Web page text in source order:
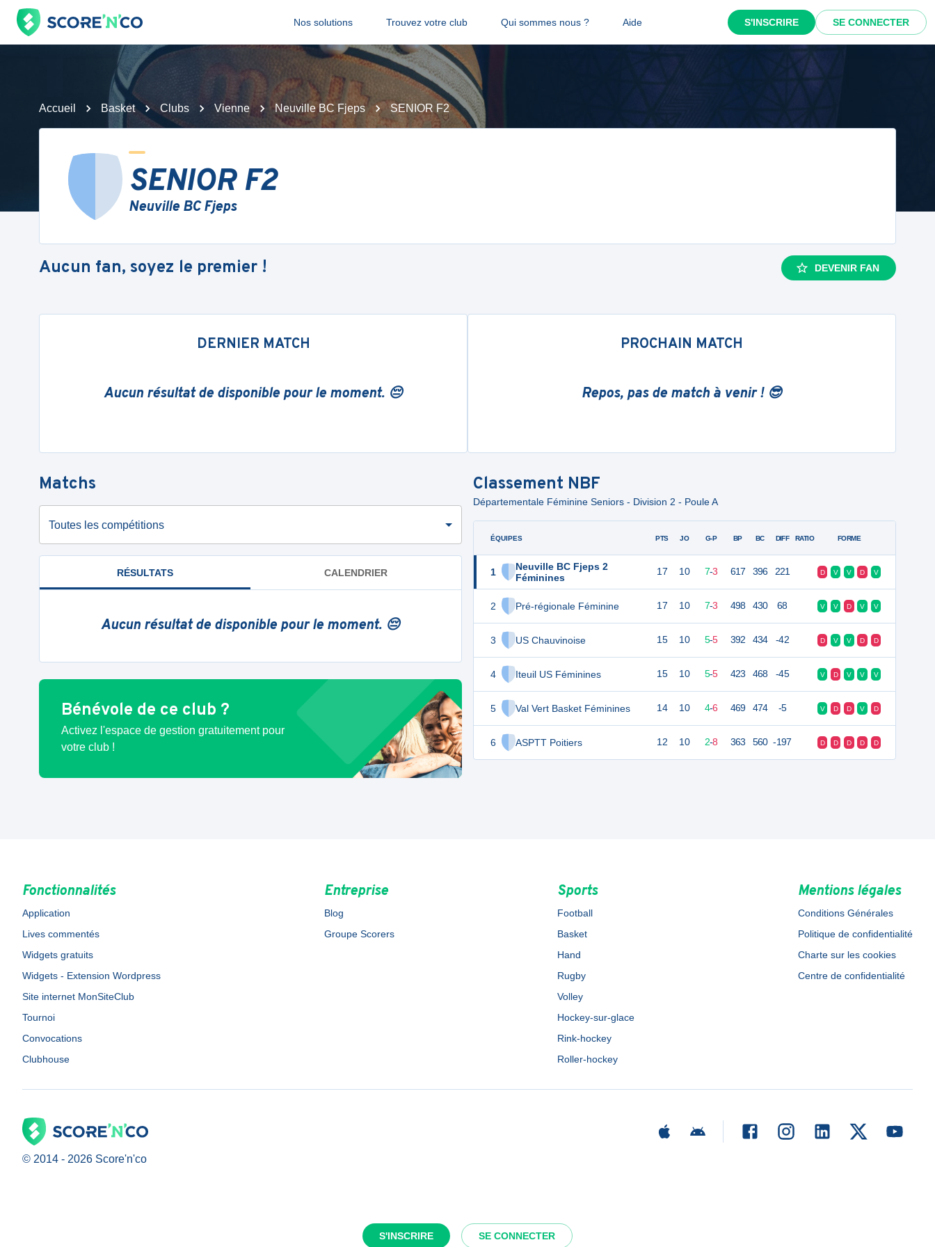
Nos solutions Trouvez votre club Qui sommes nous ? Aide S'INSCRIRE SE CONNECTER
S'INSCRIRE SE CONNECTER
Accueil Basket Clubs Vienne Neuville BC Fjeps SENIOR F2
SENIOR F2
Neuville BC Fjeps
Aucun fan, soyez le premier ! DEVENIR FAN
DERNIER MATCH
Aucun résultat de disponible pour le moment. 😔
PROCHAIN MATCH
Repos, pas de match à venir ! 😎
Matchs
Toutes les compétitions
RÉSULTATS CALENDRIER
Aucun résultat de disponible pour le moment. 😔
Bénévole de ce club ?
Activez l'espace de gestion gratuitement pour
votre club !
Classement NBF
Départementale Féminine Seniors - Division 2 - Poule A
ÉQUIPES
1
Neuville BC Fjeps 2
Féminines
2 Pré-régionale Féminine
3 US Chauvinoise
4 Iteuil US Féminines
5 Val Vert Basket Féminines
6 ASPTT Poitiers
PTS JO G-P BP BC DIFF RATIO FORME
17 10 7-3 617 396 221 D V V D V
17 10 7-3 498 430 68 V V D V V
15 10 5-5 392 434 -42 D V V D D
15 10 5-5 423 468 -45 V D V V V
14 10 4-6 469 474 -5 V D D V D
12 10 2-8 363 560 -197 D D D D D
Fonctionnalités
Application
Lives commentés
Widgets gratuits
Widgets - Extension Wordpress
Site internet MonSiteClub
Tournoi
Convocations
Clubhouse
Entreprise
Blog
Groupe Scorers
Sports
Football
Basket
Hand
Rugby
Volley
Hockey-sur-glace
Rink-hockey
Roller-hockey
Mentions légales
Conditions Générales
Politique de confidentialité
Charte sur les cookies
Centre de confidentialité
© 2014 - 2026 Score'n'co